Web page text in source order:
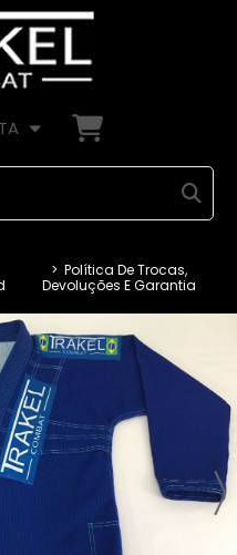
> Política De Trocas,
Devoluções E Garantia